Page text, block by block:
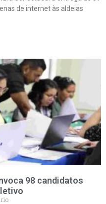
de internet às aldeias
98 candidatos